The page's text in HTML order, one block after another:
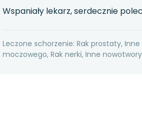
Wspaniały lekarz, serdecznie
Leczone schorzenie: Rak prostaty,
moczowego, Rak nerki, Inne